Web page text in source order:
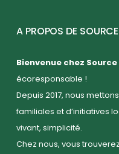
A PROPOS DE
Bienvenue chez Source
écoresponsable !
Depuis 2017, nous
familiales et d’initiatives
vivant, simplicité.
Chez nous, vous